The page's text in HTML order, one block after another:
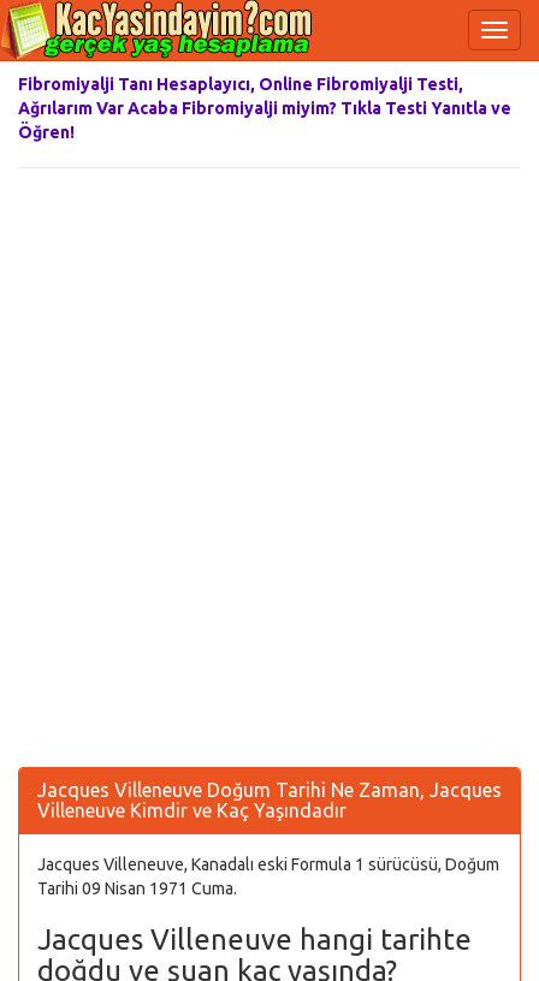
Fibromiyalji Tanı Hesaplayıcı, Online Fibromiyalji Testi,
Ağrılarım Var Acaba Fibromiyalji miyim? Tıkla Testi Yanıtla ve
Öğren!
Jacques Villeneuve Doğum Tarihi Ne Zaman, Jacques
Villeneuve Kimdir ve Kaç Yaşındadır
Jacques Villeneuve, Kanadalı eski Formula 1 sürücüsü, Doğum
Tarihi 09 Nisan 1971 Cuma.
Jacques Villeneuve hangi tarihte
doğdu ve şuan kaç yaşında?